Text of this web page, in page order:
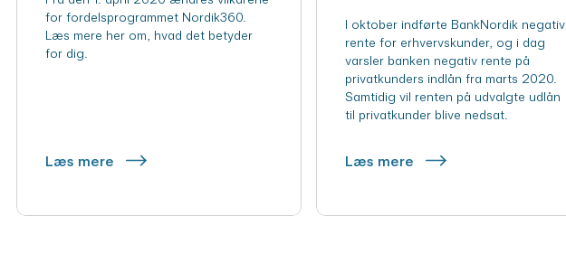
for fordelsprogrammet Nordik360.
Læs mere her om, hvad det betyder
for dig.
Læs mere
I oktober indførte BankNordik negativ
rente for erhvervskunder, og i dag
varsler banken negativ rente på
privatkunders indlån fra marts 2020.
Samtidig vil renten på udvalgte udlån
til privatkunder blive nedsat.
Læs mere